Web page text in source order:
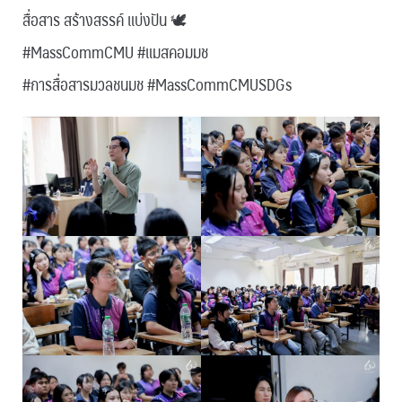
สื่อสาร สร้างสรรค์ แบ่งปัน 🕊
#MassCommCMU #แมสคอมมช
#การสื่อสารมวลชนมช #MassCommCMUSDGs